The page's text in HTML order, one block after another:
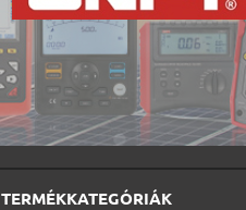
TERMÉKKATEGÓRIÁK